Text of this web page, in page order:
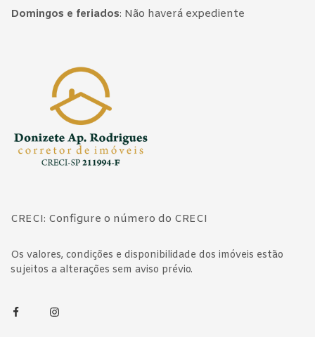
Domingos e feriados: Não haverá expediente
CRECI: Configure o número do CRECI
Os valores, condições e disponibilidade dos imóveis estão
sujeitos a alterações sem aviso prévio.
FacebookInstagram